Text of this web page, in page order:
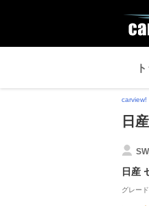
carview!
日
日産
グレー